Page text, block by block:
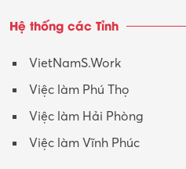
Hệ thống các Tỉnh
VietNamS.Work
Việc làm Phú Thọ
Việc làm Hải Phòng
Việc làm Vĩnh Phúc